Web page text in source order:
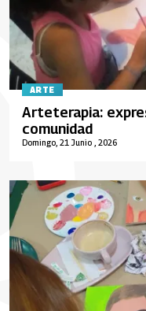
ARTE
Domingo, 21 Junio , 2026
Arteterapia:
comunidad